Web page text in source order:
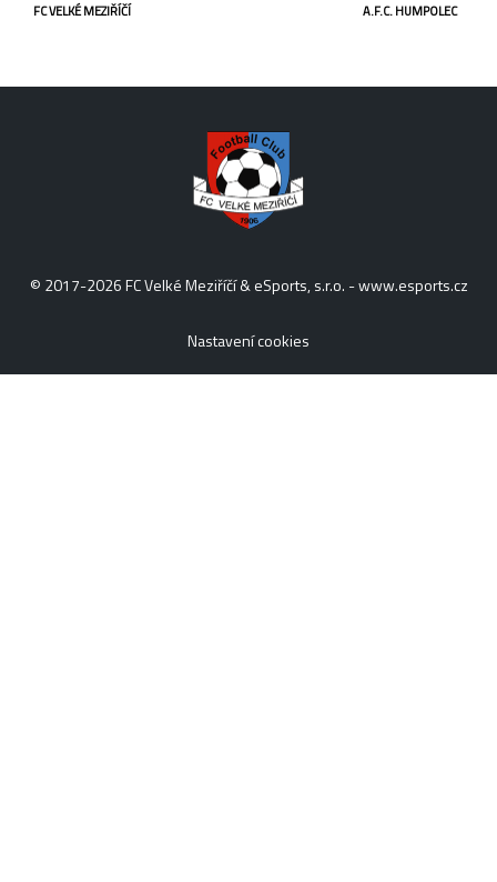
FC VELKÉ MEZIŘÍČÍ A.F.C. HUMPOLEC
© 2017-2026 FC Velké Meziříčí & eSports, s.r.o. -www.esports.cz
Nastavení cookies